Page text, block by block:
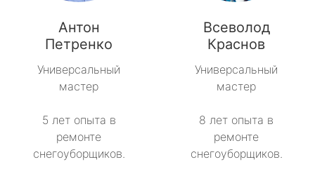
Антон
Петренко
Универсальный
мастер
5 лет опыта в
ремонте
снегоуборщиков.
Всеволод
Краснов
Универсальный
мастер
8 лет опыта в
ремонте
снегоуборщиков.